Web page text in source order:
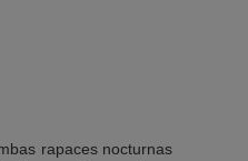
rapaces nocturnas